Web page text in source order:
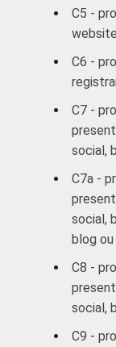
C5 -
C6 -
C7 -
social,
C7a -
social,
blog
C8 -
social,
C9 -